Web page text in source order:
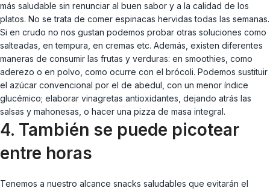
más saludable sin renunciar al buen sabor y a la calidad de los
platos. No se trata de comer espinacas hervidas todas las semanas.
Si en crudo no nos gustan podemos probar otras soluciones como
salteadas, en tempura, en cremas etc. Además, existen diferentes
maneras de consumir las frutas y verduras: en smoothies, como
aderezo o en polvo, como ocurre con el brócoli. Podemos sustituir
el azúcar convencional por el de abedul, con un menor índice
glucémico; elaborar vinagretas antioxidantes, dejando atrás las
salsas y mahonesas, o hacer una pizza de masa integral.
4. También se puede picotear
entre horas
Tenemos a nuestro alcance snacks saludables que evitarán el